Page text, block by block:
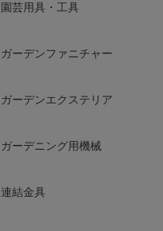
園芸用具・工具
ガーデンファニチャー
ガーデンエクステリア
ガーデニング用機械
連結金具